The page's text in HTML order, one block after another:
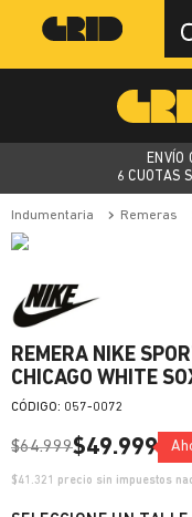
ENVÍO
6 CUOTAS
indumentaria remeras
REMERA NIKE
CHICAGO WHITE
: 057-0072
$64.999$49.999
$41.321 precio sin impuestos